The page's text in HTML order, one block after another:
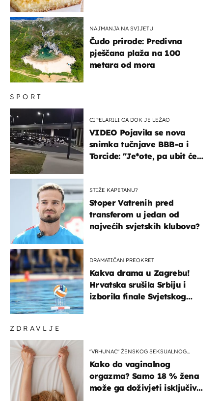
ZDRAVLJE
"VRHUNAC" ŽENSKOG SEKSUALNOG
Kako do vaginalnog
orgazma? Samo 18 % žena
može ga doživjeti isključivo
SPORT
CIPELARILI GA DOK JE LEŽAO
VIDEO Pojavila se nova
snimka tučnjave BBB-a i
Torcide: "Je*ote, pa ubit će
STIŽE KAPETANU?
Stoper Vatrenih pred
transferom u jedan od
najvećih svjetskih klubova?
DRAMATIČAN PREOKRET
Kakva drama u Zagrebu!
Hrvatska srušila Srbiju i
izborila finale Svjetskog
NAJMANJA NA SVIJETU
Čudo prirode: Predivna
pješčana plaža na 100
metara od mora